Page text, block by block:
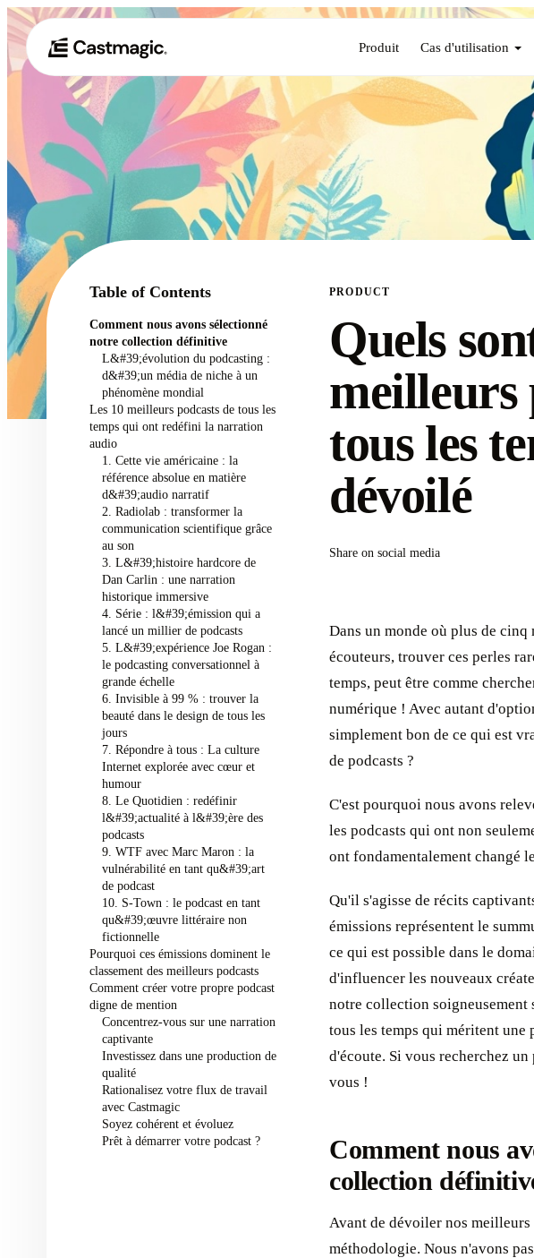
Produit Cas d'utilisation
Table of Contents
Comment nous avons sélectionné
notre collection définitive
L&#39;évolution du podcasting :
d&#39;un média de niche à un
phénomène mondial
Les 10 meilleurs podcasts de tous les
temps qui ont redéfini la narration
audio
1. Cette vie américaine : la
référence absolue en matière
d&#39;audio narratif
2. Radiolab : transformer la
communication scientifique grâce
au son
3. L&#39;histoire hardcore de
Dan Carlin : une narration
historique immersive
4. Série : l&#39;émission qui a
lancé un millier de podcasts
5. L&#39;expérience Joe Rogan :
le podcasting conversationnel à
grande échelle
6. Invisible à 99 % : trouver la
beauté dans le design de tous les
jours
7. Répondre à tous : La culture
Internet explorée avec cœur et
humour
8. Le Quotidien : redéfinir
l&#39;actualité à l&#39;ère des
podcasts
9. WTF avec Marc Maron : la
vulnérabilité en tant qu&#39;art
de podcast
10. S-Town : le podcast en tant
qu&#39;œuvre littéraire non
fictionnelle
Pourquoi ces émissions dominent le
classement des meilleurs podcasts
Comment créer votre propre podcast
digne de mention
Concentrez-vous sur une narration
captivante
Investissez dans une production de
qualité
Rationalisez votre flux de travail
avec Castmagic
Soyez cohérent et évoluez
Prêt à démarrer votre podcast ?
PRODUCT
Quels
meilleurs
tous les
dévoilé
Share on social media
Dans un monde où plus de
écouteurs, trouver ces perles
temps, peut être comme
numérique ! Avec autant
simplement bon de ce qui est
de podcasts ?
C'est pourquoi nous avons
les podcasts qui ont non
ont fondamentalement changé
Qu'il s'agisse de récits
émissions représentent le
ce qui est possible dans le
d'influencer les nouveaux
notre collection soigneusement
tous les temps qui méritent une
d'écoute. Si vous recherchez
vous !
Comment nous
collection
Avant de dévoiler nos
méthodologie. Nous n'avons